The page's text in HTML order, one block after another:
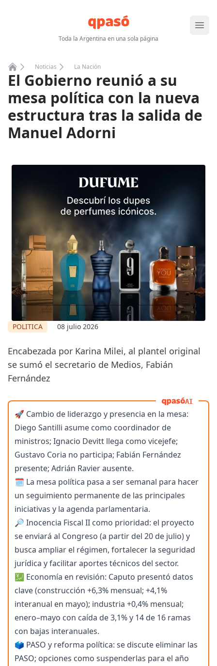
Toda la Argentina en una sola página
Abrir
Home
Noticias La Nación
El Gobierno reunió a su
mesa política con la nueva
estructura tras la salida de
Manuel Adorni
POLITICA 08 julio 2026
Encabezada por Karina Milei, al plantel original
se sumó el secretario de Medios, Fabián
Fernández
AI
🚀 Cambio de liderazgo y presencia en la mesa:
Diego Santilli asume como coordinador de
ministros; Ignacio Devitt llega como vicejefe;
Gustavo Coria no participa; Fabián Fernández
presente; Adrián Ravier ausente.
🗓️ La mesa política pasa a ser semanal para hacer
un seguimiento permanente de las principales
iniciativas y la agenda parlamentaria.
🔎 Inocencia Fiscal II como prioridad: el proyecto
se enviará al Congreso (a partir del 20 de julio) y
busca ampliar el régimen, fortalecer la seguridad
jurídica y facilitar aportes técnicos del sector.
💹 Economía en revisión: Caputo presentó datos
clave (construcción +6,3% mensual; +4,1%
interanual en mayo); industria +0,4% mensual;
enero–mayo con caída de 3,1% y 14 de 16 ramas
con bajas interanuales.
🗳️ PASO y reforma política: se discute eliminar las
PASO; opciones como suspenderlas para el año